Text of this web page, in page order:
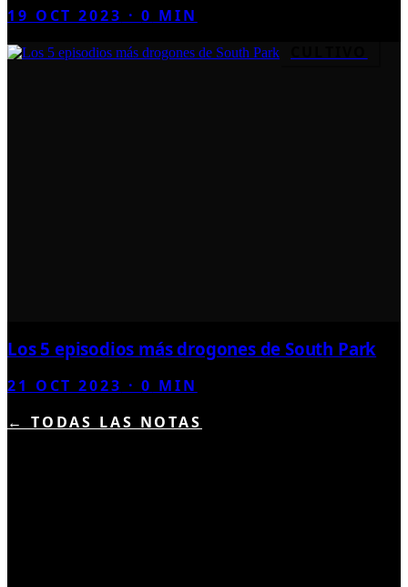
19 OCT 2023 ·0 MIN
Los 5 episodios más drogones de South Park
21 OCT 2023 ·0 MIN
← TODAS LAS NOTAS